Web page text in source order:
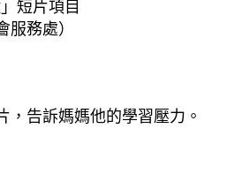
短片項目
務處）
，告訴媽媽他的學習壓力。